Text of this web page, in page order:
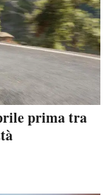
prima tra